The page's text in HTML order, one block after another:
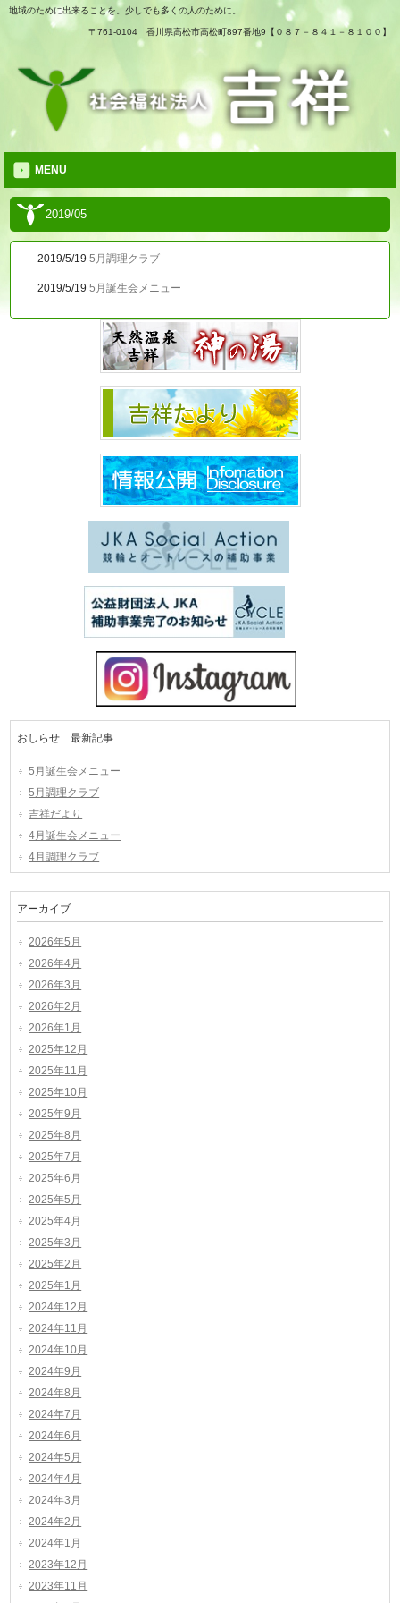
地域のために出来ることを。少しでも多くの人のために。
〒761-0104 香川県高松市高松町897番地9【０８７－８４１－８１００】
MENU
2019/05
2019/5/19 5月調理クラブ
2019/5/19 5月誕生会メニュー
おしらせ 最新記事
5月誕生会メニュー
5月調理クラブ
吉祥だより
4月誕生会メニュー
4月調理クラブ
アーカイブ
2026年5月
2026年4月
2026年3月
2026年2月
2026年1月
2025年12月
2025年11月
2025年10月
2025年9月
2025年8月
2025年7月
2025年6月
2025年5月
2025年4月
2025年3月
2025年2月
2025年1月
2024年12月
2024年11月
2024年10月
2024年9月
2024年8月
2024年7月
2024年6月
2024年5月
2024年4月
2024年3月
2024年2月
2024年1月
2023年12月
2023年11月